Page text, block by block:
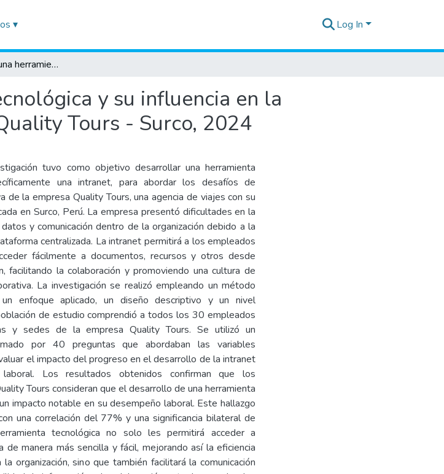
▾ Log In
Desarrollo de una herramienta tecnológica y su influencia en la eficiencia laboral de la empresa Quality Tours - Surco, 2024
y su influencia en la
Tours - Surco, 2024
tuvo como objetivo desarrollar una herramienta
una intranet, para abordar los desafíos de
de la empresa Quality Tours, una agencia de viajes con su
en Surco, Perú. La empresa presentó dificultades en la
y comunicación dentro de la organización debido a la
centralizada. La intranet permitirá a los empleados
fácilmente a documentos, recursos y otros desde
facilitando la colaboración y promoviendo una cultura de
La investigación se realizó empleando un método
un enfoque aplicado, un diseño descriptivo y un nivel
de estudio comprendió a todos los 30 empleados
y sedes de la empresa Quality Tours. Se utilizó un
por 40 preguntas que abordaban las variables
el impacto del progreso en el desarrollo de la intranet
Los resultados obtenidos confirman que los
Tours consideran que el desarrollo de una herramienta
impacto notable en su desempeño laboral. Este hallazgo
una correlación del 77% y una significancia bilateral de
tecnológica no solo les permitirá acceder a
de manera más sencilla y fácil, mejorando así la eficiencia
organización, sino que también facilitará la comunicación